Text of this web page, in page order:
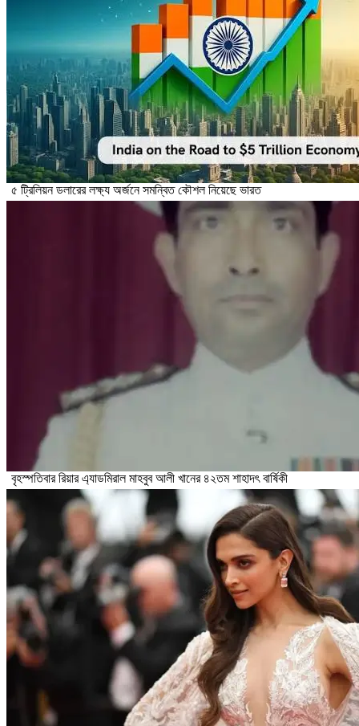
৫ ট্রিলিয়ন ডলারের লক্ষ্য অর্জনে সমন্বিত কৌশল নিয়েছে ভারত
বৃহস্পতিবার রিয়ার এ্যাডমিরাল মাহবুব আলী খানের ৪২তম শাহাদৎ বার্ষিকী